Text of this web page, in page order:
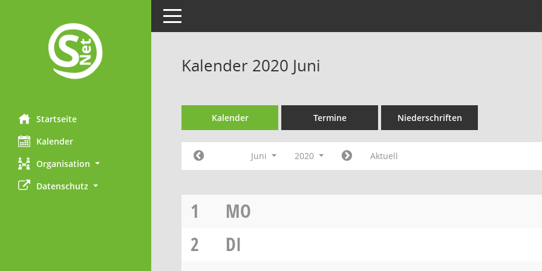
Startseite
Kalender
Organisation
Datenschutz
Toggle navigation
Kalender 2020 Juni
Kalender Termine Niederschriften
Juni 2020 Aktuell
1
MO
2
DI